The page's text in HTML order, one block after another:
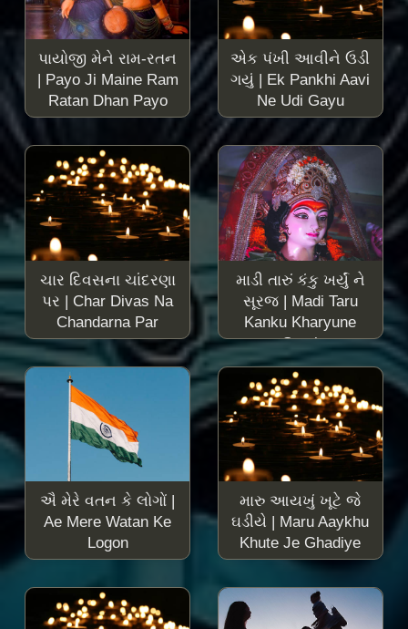
પાયોજી મેને રામ-રતન
| Payo Ji Maine Ram
Ratan Dhan Payo
એક પંખી આવીને ઉડી
ગયું | Ek Pankhi Aavi
Ne Udi Gayu
ચાર દિવસના ચાંદરણા
પર | Char Divas Na
Chandarna Par
માડી તારું કંકુ ખર્યું ને
સૂરજ | Madi Taru
Kanku Kharyune
Suraj
ઐ મેરે વતન કે લોગોં |
Ae Mere Watan Ke
Logon
મારુ આયખું ખૂટે જે
ઘડીયે | Maru Aaykhu
Khute Je Ghadiye